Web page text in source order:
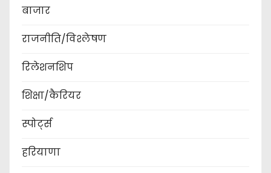
बाजार
राजनीति/विश्लेषण
रिलेशनशिप
शिक्षा/कैरियर
स्पोर्ट्स
हरियाणा